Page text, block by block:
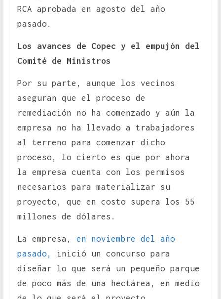
RCA aprobada en agosto del año
pasado.
Los avances de Copec y el empujón del
Comité de Ministros
Por su parte, aunque los vecinos
aseguran que el proceso de
remediación no ha comenzado y aún la
empresa no ha llevado a trabajadores
al terreno para comenzar dicho
proceso, lo cierto es que por ahora
la empresa cuenta con los permisos
necesarios para materializar su
proyecto, que en costo supera los 55
millones de dólares.
La empresa, en noviembre del año
pasado,
inició un concurso para
diseñar lo que será un pequeño parque
de poco más de una hectárea, en medio